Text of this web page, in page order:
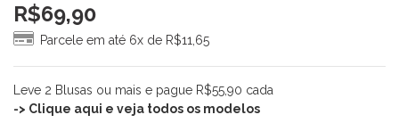
R$69,90
Parcele em até 6x de R$11,65
Leve 2 Blusas ou mais e pague R$55,90 cada
-> Clique aqui e veja todos os modelos